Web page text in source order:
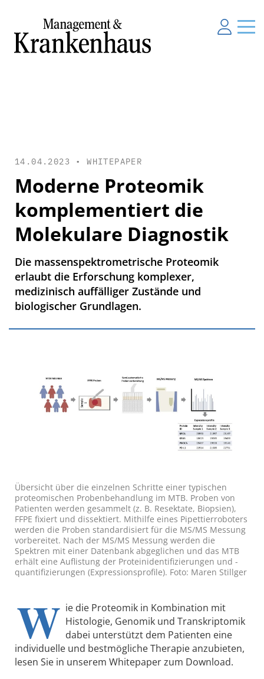
14.04.2023 •WHITEPAPER
Moderne Proteomik
komplementiert die
Molekulare Diagnostik
Die massenspektrometrische Proteomik
erlaubt die Erforschung komplexer,
medizinisch auffälliger Zustände und
biologischer Grundlagen.
Übersicht über die einzelnen Schritte einer typischen
proteomischen Probenbehandlung im MTB. Proben von
Patienten werden gesammelt (z. B. Resektate, Biopsien),
FFPE fixiert und dissektiert. Mithilfe eines Pipettierroboters
werden die Proben standardisiert für die MS/MS Messung
vorbereitet. Nach der MS/MS Messung werden die
Spektren mit einer Datenbank abgeglichen und das MTB
erhält eine Auflistung der Proteinidentifizierungen und -
quantifizierungen (Expressionsprofile). Foto: Maren Stillger
W ie die Proteomik in Kombination mit
Histologie, Genomik und Transkriptomik
dabei unterstützt dem Patienten eine
individuelle und bestmögliche Therapie anzubieten,
lesen Sie in unserem Whitepaper zum Download.